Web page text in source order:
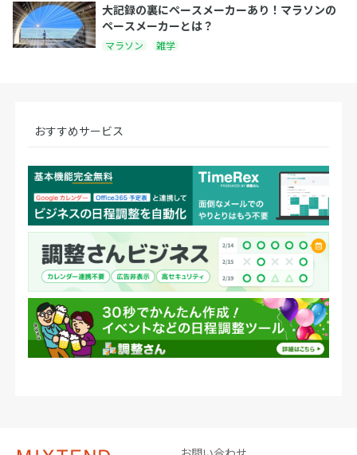
大記録の裏にペースメーカーあり！マラソンの
ペースメーカーとは？
マラソン 雑学
おすすめサービス